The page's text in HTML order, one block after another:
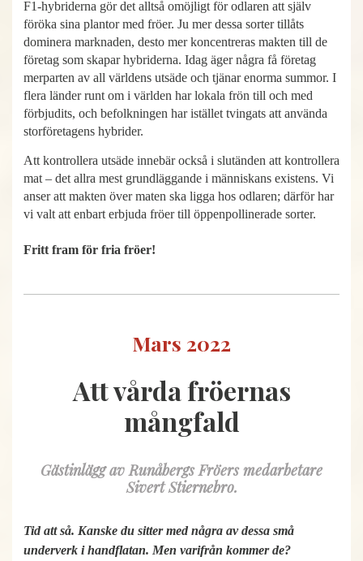
F1-hybriderna gör det alltså omöjligt för odlaren att själv
föröka sina plantor med fröer. Ju mer dessa sorter tillåts
dominera marknaden, desto mer koncentreras makten till de
företag som skapar hybriderna. Idag äger några få företag
merparten av all världens utsäde och tjänar enorma summor. I
flera länder runt om i världen har lokala frön till och med
förbjudits, och befolkningen har istället tvingats att använda
storföretagens hybrider.
Att kontrollera utsäde innebär också i slutänden att kontrollera
mat – det allra mest grundläggande i människans existens. Vi
anser att makten över maten ska ligga hos odlaren; därför har
vi valt att enbart erbjuda fröer till öppenpollinerade sorter.
Fritt fram för fria fröer!
Mars 2022
Att vårda fröernas
mångfald
Gästinlägg av Runåbergs Fröers medarbetare
Sivert Stiernebro.
Tid att så. Kanske du sitter med några av dessa små
underverk i handflatan. Men varifrån kommer de?